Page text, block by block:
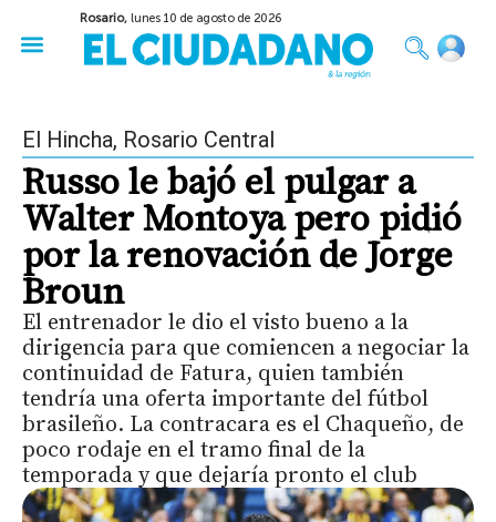
Rosario,lunes 10 de agosto de 2026
El Hincha, Rosario Central
Russo le bajó el pulgar a
Walter Montoya pero pidió
por la renovación de Jorge
Broun
El entrenador le dio el visto bueno a la
dirigencia para que comiencen a negociar la
continuidad de Fatura, quien también
tendría una oferta importante del fútbol
brasileño. La contracara es el Chaqueño, de
poco rodaje en el tramo final de la
temporada y que dejaría pronto el club